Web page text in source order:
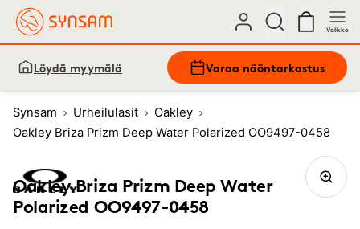
Valikko
Löydä myymälä Varaa näöntarkastus
Synsam Urheilulasit
Oakley
Oakley Briza Prizm Deep Water Polarized OO9497-0458
Oakley Briza Prizm Deep Water
Polarized OO9497-0458